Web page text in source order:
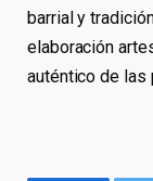
barrial y
elaboración
auténtico de las